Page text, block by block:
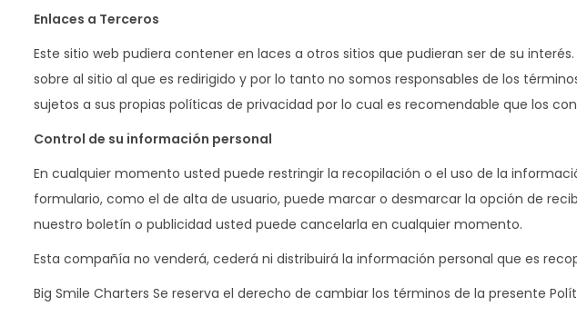
Enlaces a Terceros
Este sitio web pudiera contener en laces a otros sitios que pudieran ser de su
sobre al sitio al que es redirigido y por lo tanto no somos responsables de los
sujetos a sus propias políticas de privacidad por lo cual es recomendable que los
Control de su información personal
En cualquier momento usted puede restringir la recopilación o el uso de la
formulario, como el de alta de usuario, puede marcar o desmarcar la opción de
nuestro boletín o publicidad usted puede cancelarla en cualquier momento.
Esta compañía no venderá, cederá ni distribuirá la información personal que es
Big Smile Charters Se reserva el derecho de cambiar los términos de la presente